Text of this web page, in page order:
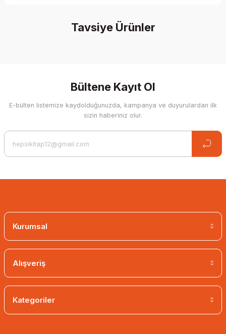
Write a Comment
Tavsiye Ürünler
Bültene Kayıt Ol
E-bülten listemize kaydolduğunuzda, kampanya ve duyurulardan ilk
sizin haberiniz olur.
Kurumsal
Alışveriş
Kategoriler